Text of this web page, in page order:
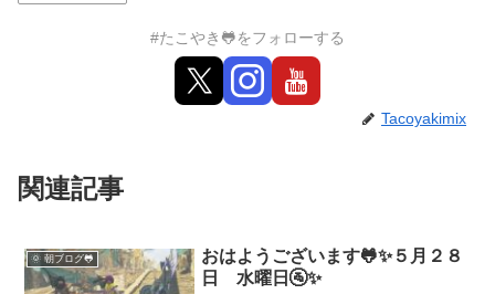
#たこやき🐸をフォローする
Tacoyakimix
関連記事
🌞 朝ブログ🐸
おはようございます🐸✨５月２８
日 水曜日🚰✨